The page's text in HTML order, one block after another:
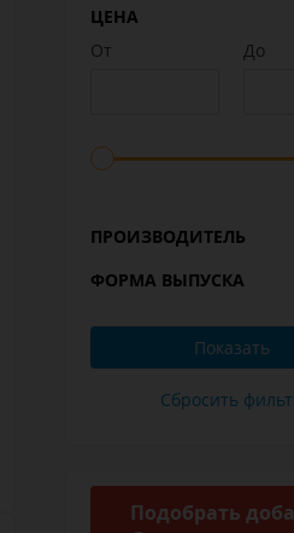
ЦЕНА
От
До
ПРОИЗВОДИТЕЛЬ
ФОРМА ВЫПУСКА
Подобрать